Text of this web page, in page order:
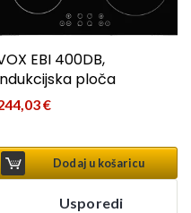
EBI 400DB,
ploča
€
Dodaj u košaricu
Usporedi